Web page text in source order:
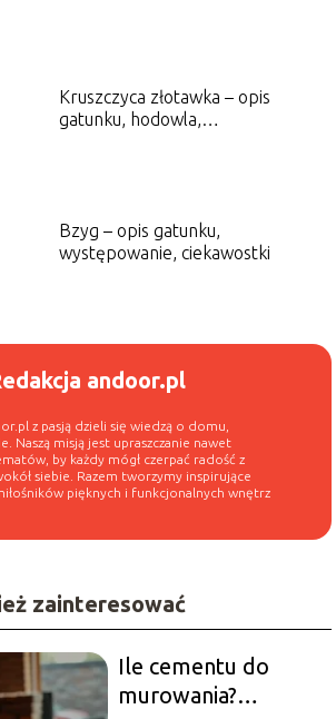
Kruszczyca złotawka – opis
gatunku, hodowla,
Bzyg – opis gatunku,
występowanie, ciekawostki
andoor.pl
z pasją dzieli się wiedzą o domu,
Naszą misją jest upraszczanie nawet
by każdy mógł czerpać radość z
siebie. Razem tworzymy inspirujące
pięknych i funkcjonalnych wnętrz
zainteresować
Ile cementu do
murowania?